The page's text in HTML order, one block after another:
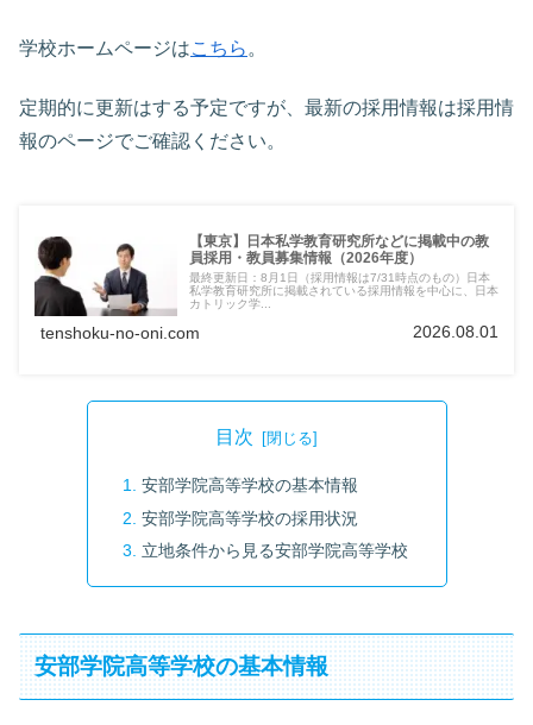
学校ホームページはこちら 。
定期的に更新はする予定ですが、最新の採用情報は採用情
報のページでご確認ください。
【東京】日本私学教育研究所などに掲載中の教
員採用・教員募集情報（2026年度）
最終更新日：8月1日（採用情報は7/31時点のもの）日本
私学教育研究所に掲載されている採用情報を中心に、日本
カトリック学...
tenshoku-no-oni.com 2026.08.01
目次
安部学院高等学校の基本情報
安部学院高等学校の採用状況
立地条件から見る安部学院高等学校
安部学院高等学校の基本情報